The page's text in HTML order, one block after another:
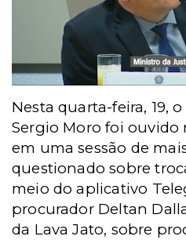
Nesta quarta-feira, 19,
Sergio Moro foi ouvido
em uma sessão de
questionado sobre
meio do aplicativo
procurador Deltan
da Lava Jato, sobre